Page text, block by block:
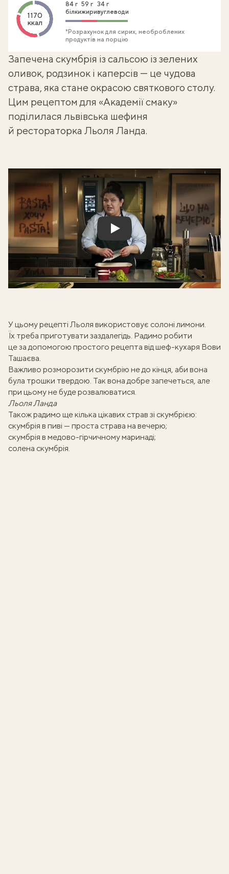
1170
ккал
84 г
білки
59 г
жири
34 г
вуглеводи
*Розрахунок для сирих, необроблених
продуктів на порцію
Запечена скумбрія із сальсою із зелених
оливок, родзинок і каперсів — це чудова
страва, яка стане окрасою святкового столу.
Цим рецептом для «Академії смаку»
поділилася львівська шефиня
й рестораторка Льоля Ланда.
Play
У цьому рецепті Льоля використовує солоні лимони.
Їх треба приготувати заздалегідь. Радимо робити
це за допомогою простого рецепта від шеф-кухаря Вови
Ташаєва.
Важливо розморозити скумбрію не до кінця, аби вона
була трошки твердою. Так вона добре запечеться, але
при цьому не буде розвалюватися.
Льоля Ланда
Також радимо ще кілька цікавих страв зі скумбрією:
скумбрія в пиві — проста страва на вечерю;
скумбрія в медово-гірчичному маринаді;
солена скумбрія.